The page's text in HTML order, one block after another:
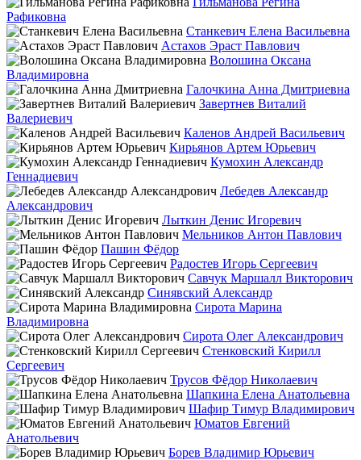
Рафиковна
Станкевич Елена Васильевна
Астахов Эраст Павлович
Волошина Оксана
Владимировна
Галочкина Анна Дмитриевна
Завертнев Виталий
Валериевич
Каленов Андрей Васильевич
Кирьянов Артем Юрьевич
Кумохин Александр
Геннадиевич
Лебедев Александр
Александрович
Лыткин Денис Игоревич
Мельников Антон Павлович
Пашин Фёдор
Радостев Игорь Сергеевич
Савчук Маршалл Викторович
Синявский Александр
Сирота Марина
Владимировна
Сирота Олег Александрович
Стенковский Кирилл
Сергеевич
Трусов Фёдор Николаевич
Шапкина Елена Анатольевна
Шафир Тимур Владимирович
Юматов Евгений
Анатольевич
Борев Владимир Юрьевич